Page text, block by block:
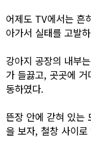
어제도 TV에서는 흔
아가서 실태를 고발
강아지 공장의 내부
가 들끓고, 곳곳에
동하였다.
뜬장 안에 갇혀 있는
을 보자, 철창 사이